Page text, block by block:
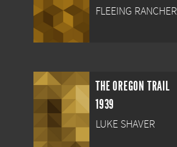
FLEEING RANCHER
THE OREGON TRAIL
1939
LUKE SHAVER